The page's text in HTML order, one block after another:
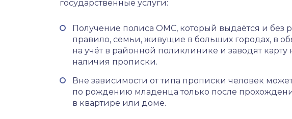
государственные услуги:
Получение полиса ОМС, который выдаётся и без
правило, семьи, живущие в больших городах, в
на учёт в районной поликлинике и заводят карту
наличия прописки.
Вне зависимости от типа прописки человек
по рождению младенца только после
в квартире или доме.